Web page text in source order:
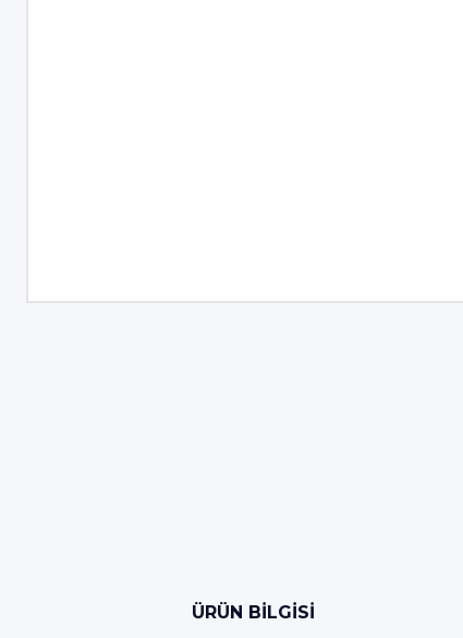
ÜRÜN BILGISI